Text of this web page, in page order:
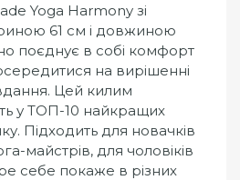
Yoga Harmony зі
61 см і довжиною
поєднує в собі комфорт
на вирішенні
Цей килим
у ТОП-10 найкращих
Підходить для новачків
майстрів, для чоловіків
себе покаже в різних